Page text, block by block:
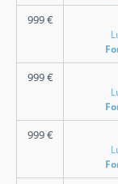
999€
999€
999€